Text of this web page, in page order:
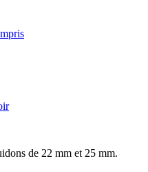
de 22 mm et 25 mm.